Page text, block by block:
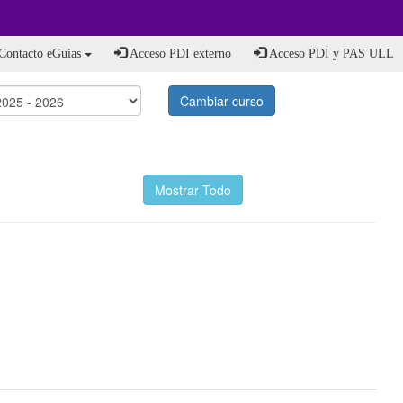
eGuias Acceso PDI externo Acceso PDI y PAS ULL
Cambiar curso
Mostrar Todo